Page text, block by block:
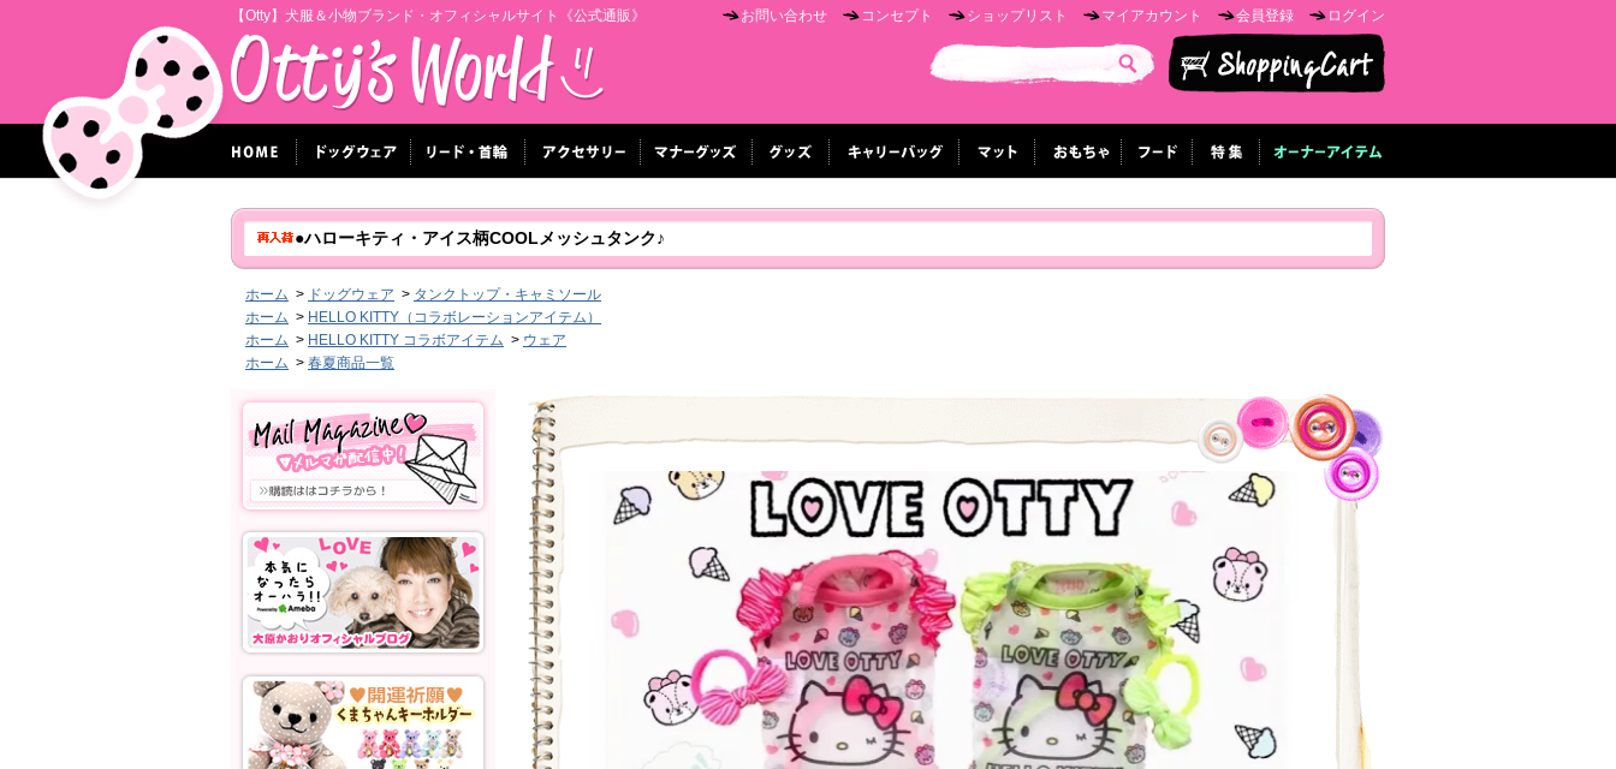
【Otty】犬服＆小物ブランド・オフィシャルサイト《公式通販》 ログイン
会員登録
マイアカウント
ショップリスト
コンセプト
お問い合わせ
●ハローキティ・アイス柄COOLメッシュタンク♪
ホーム > ドッグウェア > タンクトップ・キャミソール
ホーム > HELLO KITTY（コラボレーションアイテム）
ホーム > HELLO KITTY コラボアイテム > ウェア
ホーム > 春夏商品一覧